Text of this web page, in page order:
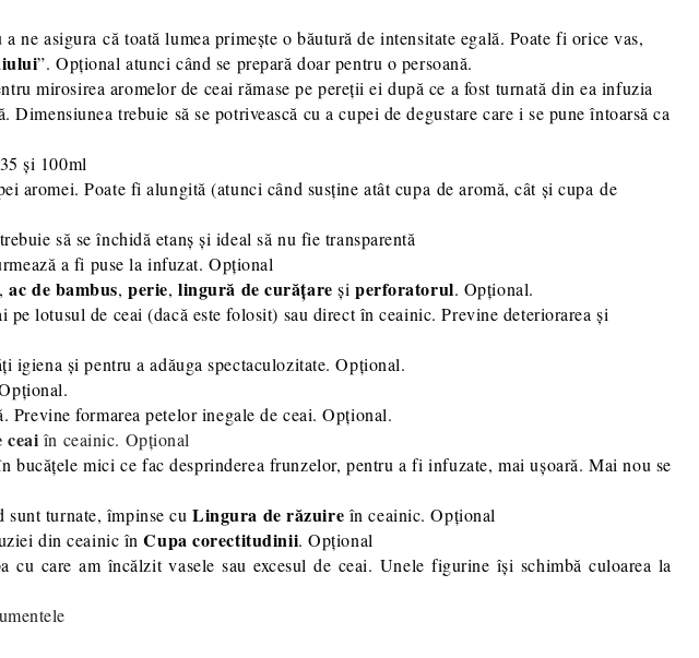
ne asigura că toată lumea primește o băutură de intensitate egală. Poate fi orice vas,
”. Opțional atunci când se prepară doar pentru o persoană.
mirosirea aromelor de ceai rămase pe pereții ei după ce a fost turnată din ea infuzia
trebuie să se potrivească cu a cupei de degustare care i se pune întoarsă ca
și 100ml
aromei. Poate fi alungită (atunci când susține atât cupa de aromă, cât și cupa de
să se închidă etanș și ideal să nu fie transparentă
a fi puse la infuzat. Opțional
, ac de bambus,perie,lingură de curățareși perforatorul. Opțional.
lotusul de ceai (dacă este folosit) sau direct în ceainic. Previne deteriorarea și
și pentru a adăuga spectaculozitate. Opțional.
Previne formarea petelor inegale de ceai. Opțional.
ceai în ceainic. Opțional
mici ce fac desprinderea frunzelor, pentru a fi infuzate, mai ușoară. Mai nou se
sunt turnate, împinse cuLingura de răzuire în ceainic. Opțional
din ceainic înCupa corectitudinii. Opțional
cu care am încălzit vasele sau excesul de ceai. Unele figurine își schimbă culoarea la